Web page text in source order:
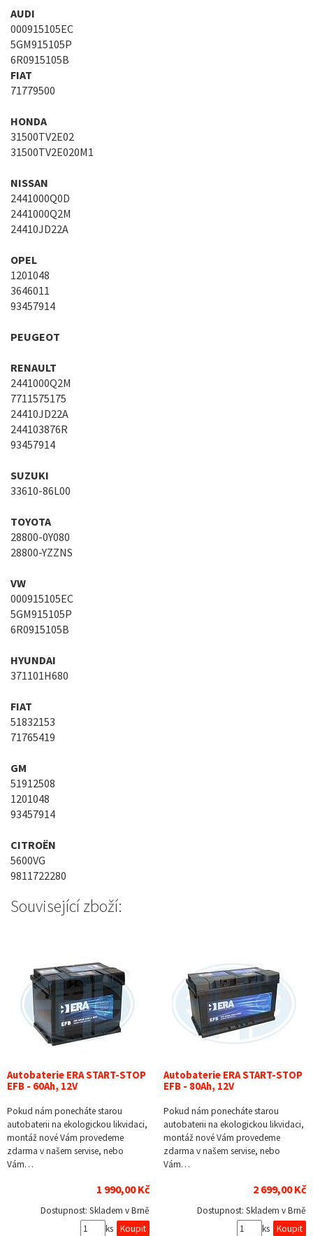
AUDI
000915105EC
5GM915105P
6R0915105B
FIAT
71779500
HONDA
31500TV2E02
31500TV2E020M1
NISSAN
2441000Q0D
2441000Q2M
24410JD22A
OPEL
1201048
3646011
93457914
PEUGEOT
RENAULT
2441000Q2M
7711575175
24410JD22A
244103876R
93457914
SUZUKI
33610-86L00
TOYOTA
28800-0Y080
28800-YZZNS
VW
000915105EC
5GM915105P
6R0915105B
HYUNDAI
371101H680
FIAT
51832153
71765419
GM
51912508
1201048
93457914
CITROËN
5600VG
9811722280
Související zboží:
Autobaterie ERA START-STOP
EFB - 60Ah, 12V
Pokud nám ponecháte starou
autobaterii na ekologickou likvidaci,
montáž nové Vám provedeme
zdarma v našem servise, nebo
Vám…
1 990,00 Kč
Dostupnost: Skladem v Brně
ks
Autobaterie ERA START-STOP
EFB - 80Ah, 12V
Pokud nám ponecháte starou
autobaterii na ekologickou likvidaci,
montáž nové Vám provedeme
zdarma v našem servise, nebo
Vám…
2 699,00 Kč
Dostupnost: Skladem v Brně
ks